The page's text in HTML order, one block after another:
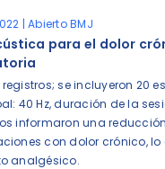
| Abierto BMJ
para el dolor
se incluyeron 20
40 Hz, duración de la
informaron una
con dolor crónico,
analgésico.